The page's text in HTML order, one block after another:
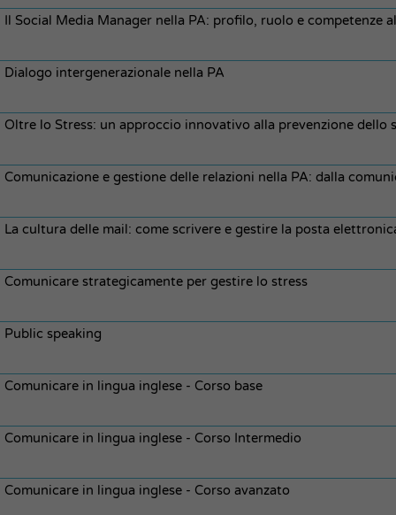
Il Social Media Manager nella PA: profilo, ruolo e competenze
Dialogo intergenerazionale nella PA
Oltre lo Stress: un approccio innovativo alla prevenzione dello
Comunicazione e gestione delle relazioni nella PA: dalla
La cultura delle mail: come scrivere e gestire la posta
Comunicare strategicamente per gestire lo stress
Public speaking
Comunicare in lingua inglese - Corso base
Comunicare in lingua inglese - Corso Intermedio
Comunicare in lingua inglese - Corso avanzato